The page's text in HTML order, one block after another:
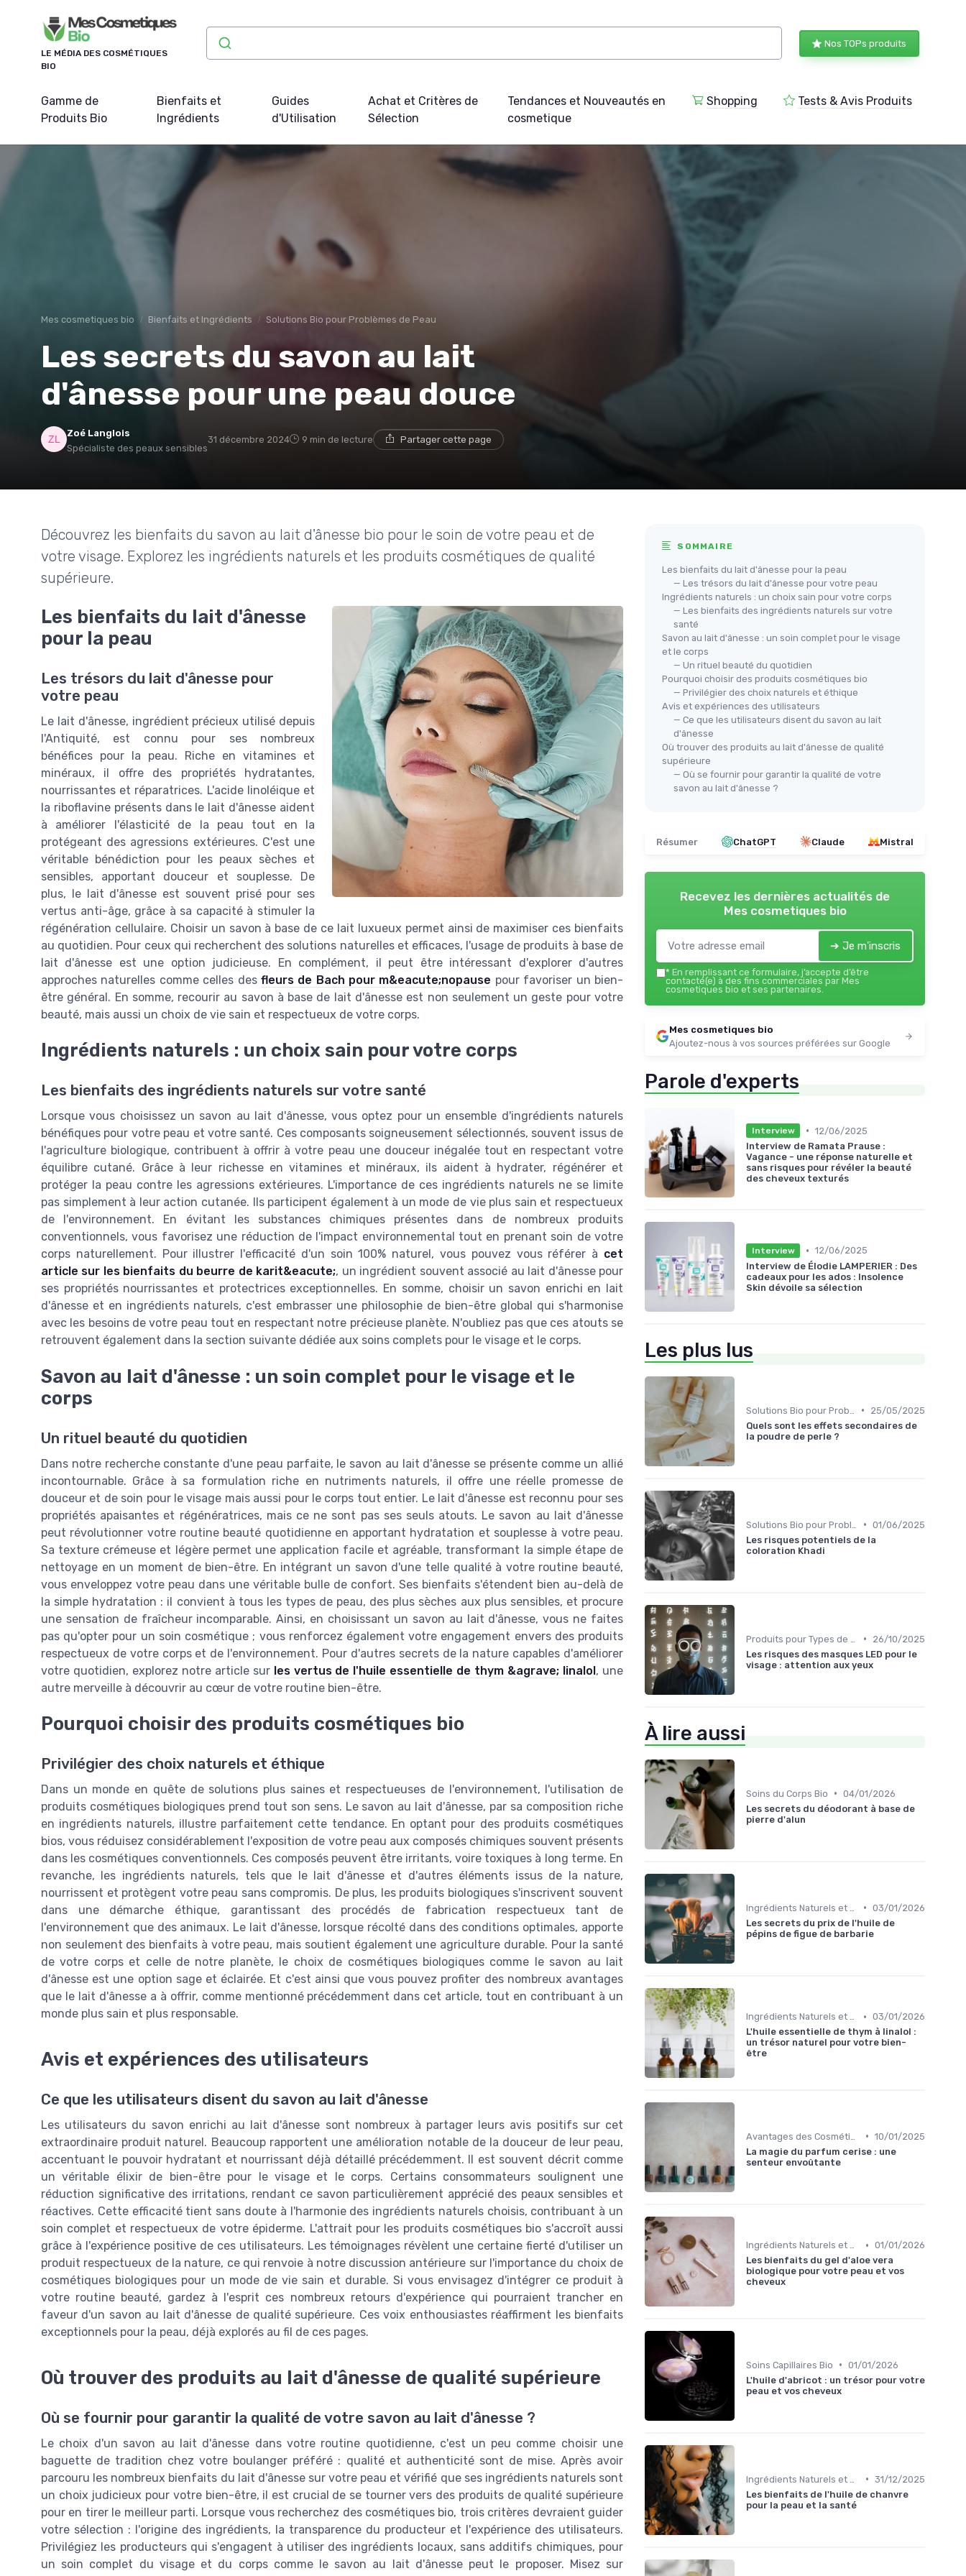
LE MÉDIA DES COSMÉTIQUES
BIO
Nos TOPs produits
Gamme de
Produits Bio
Bienfaits et
Ingrédients
Guides
d'Utilisation
Achat et Critères de
Sélection
Tendances et Nouveautés en
cosmetique
Shopping Tests & Avis Produits
Mes cosmetiques bio Bienfaits et Ingrédients Solutions Bio pour Problèmes de Peau
Les secrets du savon au lait
d'ânesse pour une peau douce
Zoé Langlois
Spécialiste des peaux sensibles
31 décembre 2024 9 min de lecture Partager cette page
Découvrez les bienfaits du savon au lait d'ânesse bio pour le soin de votre peau et de
votre visage. Explorez les ingrédients naturels et les produits cosmétiques de qualité
supérieure.
Les bienfaits du lait d'ânesse
pour la peau
Les trésors du lait d'ânesse pour
votre peau
Le lait d'ânesse, ingrédient précieux utilisé depuis
l'Antiquité, est connu pour ses nombreux
bénéfices pour la peau. Riche en vitamines et
minéraux, il offre des propriétés hydratantes,
nourrissantes et réparatrices. L'acide linoléique et
la riboflavine présents dans le lait d'ânesse aident
à améliorer l'élasticité de la peau tout en la
protégeant des agressions extérieures. C'est une
véritable bénédiction pour les peaux sèches et
sensibles, apportant douceur et souplesse. De
plus, le lait d'ânesse est souvent prisé pour ses
vertus anti-âge, grâce à sa capacité à stimuler la
régénération cellulaire. Choisir un savon à base de ce lait luxueux permet ainsi de maximiser ces bienfaits
au quotidien. Pour ceux qui recherchent des solutions naturelles et efficaces, l'usage de produits à base de
lait d'ânesse est une option judicieuse. En complément, il peut être intéressant d'explorer d'autres
approches naturelles comme celles des fleurs de Bach pour m&eacute;nopause pour favoriser un bien-
être général. En somme, recourir au savon à base de lait d'ânesse est non seulement un geste pour votre
beauté, mais aussi un choix de vie sain et respectueux de votre corps.
Ingrédients naturels : un choix sain pour votre corps
Les bienfaits des ingrédients naturels sur votre santé
Lorsque vous choisissez un savon au lait d'ânesse, vous optez pour un ensemble d'ingrédients naturels
bénéfiques pour votre peau et votre santé. Ces composants soigneusement sélectionnés, souvent issus de
l'agriculture biologique, contribuent à offrir à votre peau une douceur inégalée tout en respectant votre
équilibre cutané. Grâce à leur richesse en vitamines et minéraux, ils aident à hydrater, régénérer et
protéger la peau contre les agressions extérieures. L'importance de ces ingrédients naturels ne se limite
pas simplement à leur action cutanée. Ils participent également à un mode de vie plus sain et respectueux
de l'environnement. En évitant les substances chimiques présentes dans de nombreux produits
conventionnels, vous favorisez une réduction de l'impact environnemental tout en prenant soin de votre
corps naturellement. Pour illustrer l'efficacité d'un soin 100% naturel, vous pouvez vous référer à cet
article sur les bienfaits du beurre de karit&eacute;, un ingrédient souvent associé au lait d'ânesse pour
ses propriétés nourrissantes et protectrices exceptionnelles. En somme, choisir un savon enrichi en lait
d'ânesse et en ingrédients naturels, c'est embrasser une philosophie de bien-être global qui s'harmonise
avec les besoins de votre peau tout en respectant notre précieuse planète. N'oubliez pas que ces atouts se
retrouvent également dans la section suivante dédiée aux soins complets pour le visage et le corps.
Savon au lait d'ânesse : un soin complet pour le visage et le
corps
Un rituel beauté du quotidien
Dans notre recherche constante d'une peau parfaite, le savon au lait d'ânesse se présente comme un allié
incontournable. Grâce à sa formulation riche en nutriments naturels, il offre une réelle promesse de
douceur et de soin pour le visage mais aussi pour le corps tout entier. Le lait d'ânesse est reconnu pour ses
propriétés apaisantes et régénératrices, mais ce ne sont pas ses seuls atouts. Le savon au lait d'ânesse
peut révolutionner votre routine beauté quotidienne en apportant hydratation et souplesse à votre peau.
Sa texture crémeuse et légère permet une application facile et agréable, transformant la simple étape de
nettoyage en un moment de bien-être. En intégrant un savon d'une telle qualité à votre routine beauté,
vous enveloppez votre peau dans une véritable bulle de confort. Ses bienfaits s'étendent bien au-delà de
la simple hydratation : il convient à tous les types de peau, des plus sèches aux plus sensibles, et procure
une sensation de fraîcheur incomparable. Ainsi, en choisissant un savon au lait d'ânesse, vous ne faites
pas qu'opter pour un soin cosmétique ; vous renforcez également votre engagement envers des produits
respectueux de votre corps et de l'environnement. Pour d'autres secrets de la nature capables d'améliorer
votre quotidien, explorez notre article sur les vertus de l'huile essentielle de thym &agrave; linalol, une
autre merveille à découvrir au cœur de votre routine bien-être.
Pourquoi choisir des produits cosmétiques bio
Privilégier des choix naturels et éthique
Dans un monde en quête de solutions plus saines et respectueuses de l'environnement, l'utilisation de
produits cosmétiques biologiques prend tout son sens. Le savon au lait d'ânesse, par sa composition riche
en ingrédients naturels, illustre parfaitement cette tendance. En optant pour des produits cosmétiques
bios, vous réduisez considérablement l'exposition de votre peau aux composés chimiques souvent présents
dans les cosmétiques conventionnels. Ces composés peuvent être irritants, voire toxiques à long terme. En
revanche, les ingrédients naturels, tels que le lait d'ânesse et d'autres éléments issus de la nature,
nourrissent et protègent votre peau sans compromis. De plus, les produits biologiques s'inscrivent souvent
dans une démarche éthique, garantissant des procédés de fabrication respectueux tant de
l'environnement que des animaux. Le lait d'ânesse, lorsque récolté dans des conditions optimales, apporte
non seulement des bienfaits à votre peau, mais soutient également une agriculture durable. Pour la santé
de votre corps et celle de notre planète, le choix de cosmétiques biologiques comme le savon au lait
d'ânesse est une option sage et éclairée. Et c'est ainsi que vous pouvez profiter des nombreux avantages
que le lait d'ânesse a à offrir, comme mentionné précédemment dans cet article, tout en contribuant à un
monde plus sain et plus responsable.
Avis et expériences des utilisateurs
Ce que les utilisateurs disent du savon au lait d'ânesse
Les utilisateurs du savon enrichi au lait d'ânesse sont nombreux à partager leurs avis positifs sur cet
extraordinaire produit naturel. Beaucoup rapportent une amélioration notable de la douceur de leur peau,
accentuant le pouvoir hydratant et nourrissant déjà détaillé précédemment. Il est souvent décrit comme
un véritable élixir de bien-être pour le visage et le corps. Certains consommateurs soulignent une
réduction significative des irritations, rendant ce savon particulièrement apprécié des peaux sensibles et
réactives. Cette efficacité tient sans doute à l'harmonie des ingrédients naturels choisis, contribuant à un
soin complet et respectueux de votre épiderme. L'attrait pour les produits cosmétiques bio s'accroît aussi
grâce à l'expérience positive de ces utilisateurs. Les témoignages révèlent une certaine fierté d'utiliser un
produit respectueux de la nature, ce qui renvoie à notre discussion antérieure sur l'importance du choix de
cosmétiques biologiques pour un mode de vie sain et durable. Si vous envisagez d'intégrer ce produit à
votre routine beauté, gardez à l'esprit ces nombreux retours d'expérience qui pourraient trancher en
faveur d'un savon au lait d'ânesse de qualité supérieure. Ces voix enthousiastes réaffirment les bienfaits
exceptionnels pour la peau, déjà explorés au fil de ces pages.
Où trouver des produits au lait d'ânesse de qualité supérieure
Où se fournir pour garantir la qualité de votre savon au lait d'ânesse ?
Le choix d'un savon au lait d'ânesse dans votre routine quotidienne, c'est un peu comme choisir une
baguette de tradition chez votre boulanger préféré : qualité et authenticité sont de mise. Après avoir
parcouru les nombreux bienfaits du lait d'ânesse sur votre peau et vérifié que ses ingrédients naturels sont
un choix judicieux pour votre bien-être, il est crucial de se tourner vers des produits de qualité supérieure
pour en tirer le meilleur parti. Lorsque vous recherchez des cosmétiques bio, trois critères devraient guider
votre sélection : l'origine des ingrédients, la transparence du producteur et l'expérience des utilisateurs.
Privilégiez les producteurs qui s'engagent à utiliser des ingrédients locaux, sans additifs chimiques, pour
un soin complet du visage et du corps comme le savon au lait d'ânesse peut le proposer. Misez sur
SOMMAIRE
Les bienfaits du lait d'ânesse pour la peau
— Les trésors du lait d'ânesse pour votre peau
Ingrédients naturels : un choix sain pour votre corps
— Les bienfaits des ingrédients naturels sur votre
santé
Savon au lait d'ânesse : un soin complet pour le visage
et le corps
— Un rituel beauté du quotidien
Pourquoi choisir des produits cosmétiques bio
— Privilégier des choix naturels et éthique
Avis et expériences des utilisateurs
— Ce que les utilisateurs disent du savon au lait
d'ânesse
Où trouver des produits au lait d'ânesse de qualité
supérieure
— Où se fournir pour garantir la qualité de votre
savon au lait d'ânesse ?
Résumer ChatGPT Claude Mistral
Recevez les dernières actualités de
Mes cosmetiques bio
➔ Je m'inscris
* En remplissant ce formulaire, j’accepte d’être
contacté(e) à des fins commerciales par Mes
cosmetiques bio et ses partenaires.
Mes cosmetiques bio
Ajoutez-nous à vos sources préférées sur Google
Parole d'experts
Interview • 12/06/2025
Interview de Ramata Prause :
Vagance - une réponse naturelle et
sans risques pour révéler la beauté
des cheveux texturés
Interview • 12/06/2025
Interview de Élodie LAMPERIER : Des
cadeaux pour les ados : Insolence
Skin dévoile sa sélection
Les plus lus
•
25/05/2025
Quels sont les effets secondaires de
la poudre de perle ?
• 01/06/2025
Les risques potentiels de la
coloration Khadi
•
26/10/2025
Les risques des masques LED pour le
visage : attention aux yeux
À lire aussi
Soins du Corps Bio • 04/01/2026
Les secrets du déodorant à base de
pierre d'alun
• 03/01/2026
Les secrets du prix de l'huile de
pépins de figue de barbarie
Ingrédients Naturels et Leurs Propriétés • 03/01/2026
L'huile essentielle de thym à linalol :
un trésor naturel pour votre bien-
être
• 10/01/2025
La magie du parfum cerise : une
senteur envoûtante
Ingrédients Naturels et Leurs Propriétés • 01/01/2026
Les bienfaits du gel d'aloe vera
biologique pour votre peau et vos
cheveux
Soins Capillaires Bio • 01/01/2026
L'huile d'abricot : un trésor pour votre
peau et vos cheveux
• 31/12/2025
Les bienfaits de l'huile de chanvre
pour la peau et la santé